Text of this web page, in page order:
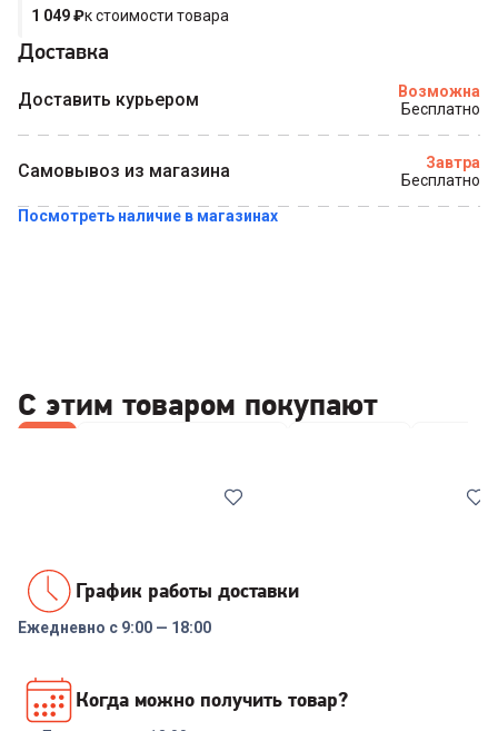
1 049₽к стоимости товара
Доставка
Доставить курьером
Возможна
Бесплатно
Самовывоз из магазина
Завтра
Бесплатно
Посмотреть наличие в магазинах
С этим товаром покупают
Портативная колонка JBL
Xtreme 4
Pocket S201 20000mAh 2.4A
2xUSB-A/USB-C черный
График работы доставки
Ежедневно с 9:00 — 18:00
Когда можно получить товар?